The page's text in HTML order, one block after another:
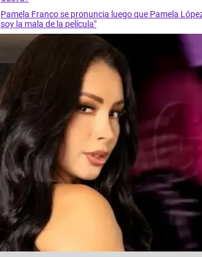
Pamela Franco se pronuncia luego que Pamela
soy la mala de la película"